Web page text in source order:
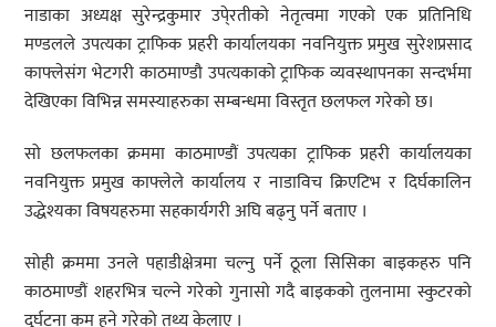
नाडाका अध्यक्ष सुरेन्द्रकुमार उपे्रतीको नेतृत्वमा गएको एक प्रतिनिधि
मण्डलले उपत्यका ट्राफिक प्रहरी कार्यालयका नवनियुक्त प्रमुख सुरेशप्रसाद
काफ्लेसंग भेटगरी काठमाण्डौ उपत्यकाको ट्राफिक व्यवस्थापनका सन्दर्भमा
देखिएका विभिन्न समस्याहरुका सम्बन्धमा विस्तृत छलफल गरेको छ।
सो छलफलका क्रममा काठमाण्डौं उपत्यका ट्राफिक प्रहरी कार्यालयका
नवनियुक्त प्रमुख काफ्लेले कार्यालय र नाडाविच क्रिएटिभ र दिर्घकालिन
उद्धेश्यका विषयहरुमा सहकार्यगरी अघि बढ्नु पर्ने बताए ।
सोही क्रममा उनले पहाडीक्षेत्रमा चल्नु पर्ने ठूला सिसिका बाइकहरु पनि
काठमाण्डौं शहरभित्र चल्ने गरेको गुनासो गदै बाइकको तुलनामा स्कुटरको
दुर्घटना कम हुने गरेको तथ्य केलाए ।